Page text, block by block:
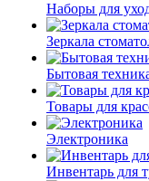
Наборы для
Зеркала
Бытовая
Товары для
Электроника
Инвентарь для